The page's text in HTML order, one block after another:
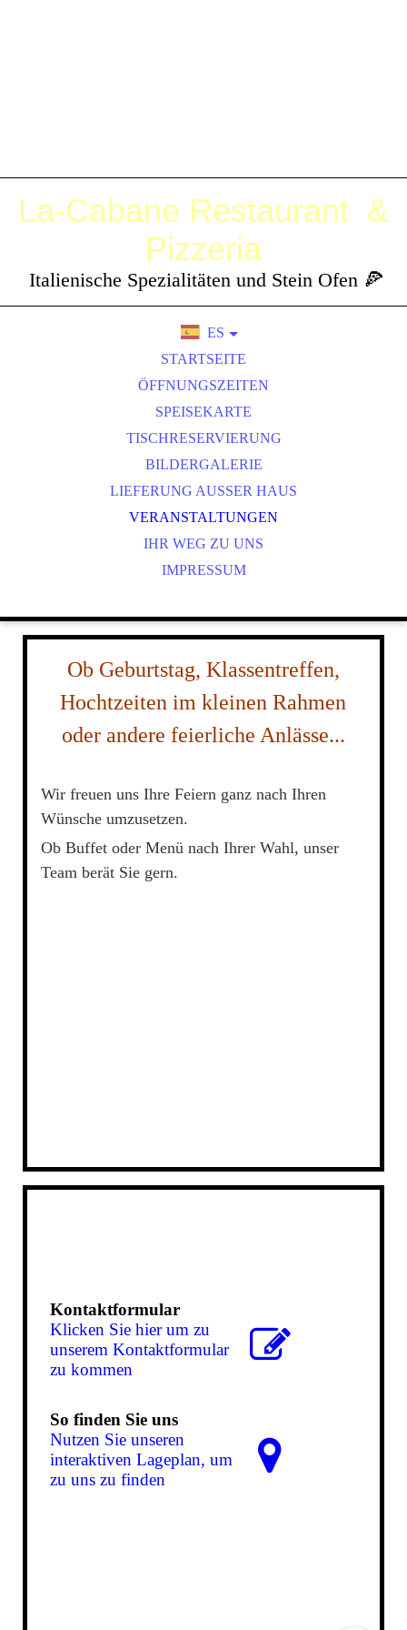
La-Cabane Restaurant &
Pizzeria
Italienische Spezialitäten und Stein Ofen 🍕
ES
STARTSEITE
ÖFFNUNGSZEITEN
SPEISEKARTE
TISCHRESERVIERUNG
BILDERGALERIE
LIEFERUNG AUSSER HAUS
VERANSTALTUNGEN
IHR WEG ZU UNS
IMPRESSUM
Ob Geburtstag, Klassentreffen,
Hochtzeiten im kleinen Rahmen
oder andere feierliche Anlässe...
Wir freuen uns Ihre Feiern ganz nach Ihren
Wünsche umzusetzen.
Ob Buffet oder Menü nach Ihrer Wahl, unser
Team berät Sie gern.
Kontaktformular
Klicken Sie hier um zu
unserem Kon­takt­for­mu­lar
zu kommen
So finden Sie uns
Nutzen Sie unseren
interaktiven La­ge­plan, um
zu uns zu finden